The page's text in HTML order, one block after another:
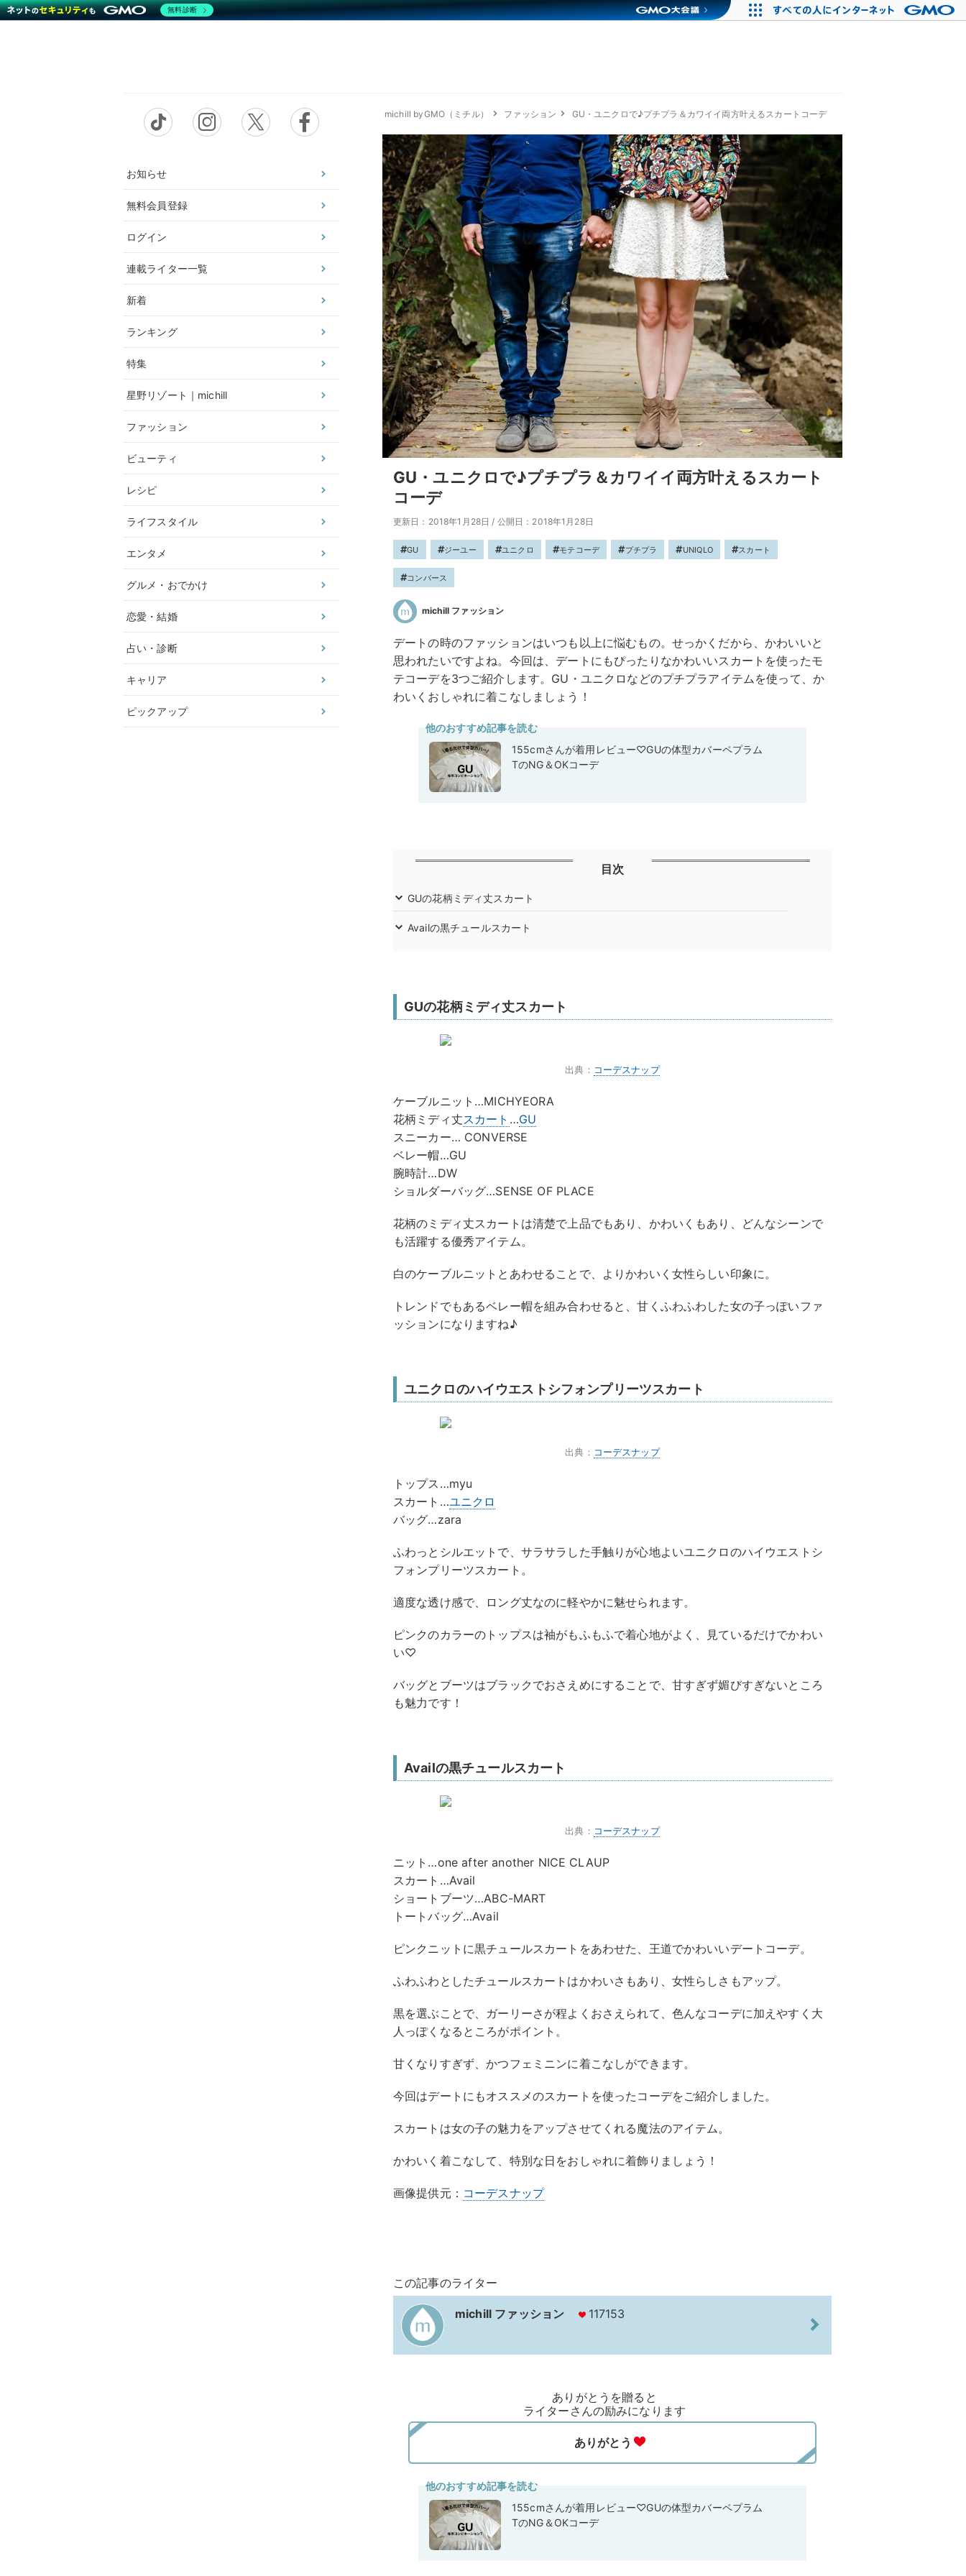
お知らせ
無料会員登録
ログイン
連載ライター一覧
新着
ランキング
特集
星野リゾート｜michill
ファッション
ビューティ
レシピ
ライフスタイル
エンタメ
グルメ・おでかけ
恋愛・結婚
占い・診断
キャリア
ピックアップ
michill byGMO（ミチル） ファッション GU・ユニクロで♪プチプラ＆カワイイ両方叶えるスカートコーデ
GU・ユニクロで♪プチプラ＆カワイイ両方叶えるスカート
コーデ
更新日：2018年1月28日 / 公開日：2018年1月28日
GU ジーユー ユニクロ モテコーデ プチプラ UNIQLO スカート
コンバース
michill ファッション
デートの時のファッションはいつも以上に悩むもの。せっかくだから、かわいいと
思われたいですよね。今回は、デートにもぴったりなかわいいスカートを使ったモ
テコーデを3つご紹介します。GU・ユニクロなどのプチプラアイテムを使って、か
わいくおしゃれに着こなしましょう！
他のおすすめ記事を読む
155cmさんが着用レビュー♡GUの体型カバーペプラム
TのNG＆OKコーデ
目次
GUの花柄ミディ丈スカート
Availの黒チュールスカート
GUの花柄ミディ丈スカート
出典： コーデスナップ
ケーブルニット…MICHYEORA
花柄ミディ丈スカート …GU
スニーカー… CONVERSE
ベレー帽…GU
腕時計…DW
ショルダーバッグ…SENSE OF PLACE
花柄のミディ丈スカートは清楚で上品でもあり、かわいくもあり、どんなシーンで
も活躍する優秀アイテム。
白のケーブルニットとあわせることで、よりかわいく女性らしい印象に。
トレンドでもあるベレー帽を組み合わせると、甘くふわふわした女の子っぽいファ
ッションになりますね♪
ユニクロのハイウエストシフォンプリーツスカート
出典： コーデスナップ
トップス…myu
スカート…ユニクロ
バッグ…zara
ふわっとシルエットで、サラサラした手触りが心地よいユニクロのハイウエストシ
フォンプリーツスカート。
適度な透け感で、ロング丈なのに軽やかに魅せられます。
ピンクのカラーのトップスは袖がもふもふで着心地がよく、見ているだけでかわい
い♡
バッグとブーツはブラックでおさえめにすることで、甘すぎず媚びすぎないところ
も魅力です！
Availの黒チュールスカート
出典： コーデスナップ
ニット…one after another NICE CLAUP
スカート…Avail
ショートブーツ…ABC-MART
トートバッグ…Avail
ピンクニットに黒チュールスカートをあわせた、王道でかわいいデートコーデ。
ふわふわとしたチュールスカートはかわいさもあり、女性らしさもアップ。
黒を選ぶことで、ガーリーさが程よくおさえられて、色んなコーデに加えやすく大
人っぽくなるところがポイント。
甘くなりすぎず、かつフェミニンに着こなしができます。
今回はデートにもオススメのスカートを使ったコーデをご紹介しました。
スカートは女の子の魅力をアップさせてくれる魔法のアイテム。
かわいく着こなして、特別な日をおしゃれに着飾りましょう！
画像提供元： コーデスナップ
この記事のライター
michill ファッション 117153
ありがとうを贈ると
ライターさんの励みになります
他のおすすめ記事を読む
155cmさんが着用レビュー♡GUの体型カバーペプラム
TのNG＆OKコーデ
無料診断